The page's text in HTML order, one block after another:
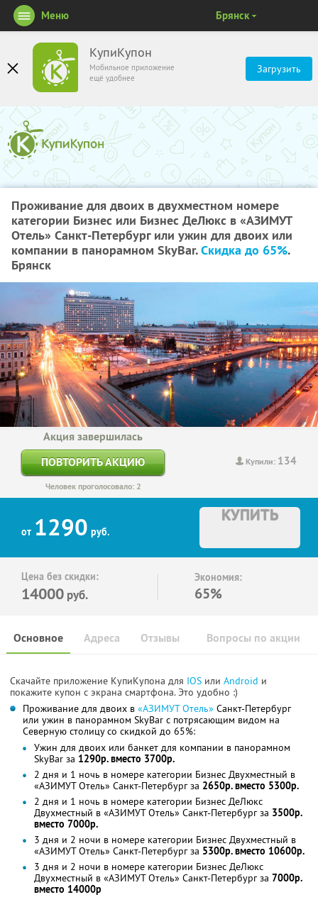
КупиКупон
Мобильное приложение
ещё удобнее
Загрузить
Меню Брянск
Проживание для двоих в двухместном номере
категории Бизнес или Бизнес ДеЛюкс в «АЗИМУТ
Отель» Санкт-Петербург или ужин для двоих или
компании в панорамном SkyBаr.Скидка до 65%.
Брянск
Купили: 134
Акция завершилась
ПОВТОРИТЬ АКЦИЮ
Человек проголосовало: 2
от 1290 руб.
КУПИТЬ
Цена без скидки:
14000 руб.
Экономия:
65%
Основное Отзывы Вопросы по акции
Адреса
Скачайте приложение КупиКупона для IOS или Android и
покажите купон с экрана смартфона. Это удобно :)
Проживание для двоих в «АЗИМУТ Отель» Санкт-Петербург
или ужин в панорамном SkyBаr с потрясающим видом на
Северную столицу со скидкой до 65%:
Ужин для двоих или банкет для компании в панорамном
SkyBаr за 1290р. вместо 3700р.
2 дня и 1 ночь в номере категории Бизнес Двухместный в
«АЗИМУТ Отель» Санкт-Петербург за 2650р. вместо 5300р.
2 дня и 1 ночь в номере категории Бизнес ДеЛюкс
Двухместный в «АЗИМУТ Отель» Санкт-Петербург за 3500р.
вместо 7000р.
3 дня и 2 ночи в номере категории Бизнес Двухместный в
«АЗИМУТ Отель» Санкт-Петербург за 5300р. вместо 10600р.
3 дня и 2 ночи в номере категории Бизнес ДеЛюкс
Двухместный в «АЗИМУТ Отель» Санкт-Петербург за 7000р.
вместо 14000р